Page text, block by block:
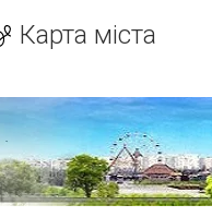
Карта міста